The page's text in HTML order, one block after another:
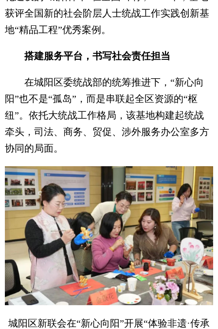
获评全国新的社会阶层人士统战工作实践创新基
地“精品工程”优秀案例。
搭建服务平台，书写社会责任担当
在城阳区委统战部的统筹推进下，“新心向
阳”也不是“孤岛”，而是串联起全区资源的“枢
纽”。依托大统战工作格局，该基地构建起统战
牵头，司法、商务、贸促、涉外服务办公室多方
协同的局面。
城阳区新联会在“新心向阳”开展“体验非遗·传承